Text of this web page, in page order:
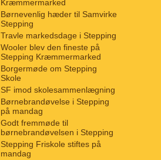
Kræmmermarked
Børnevenlig hæder til Samvirke
Stepping
Travle markedsdage i Stepping
Wooler blev den fineste på
Stepping Kræmmermarked
Borgermøde om Stepping
Skole
SF imod skolesammenlægning
Børnebrandøvelse i Stepping
på mandag
Godt fremmøde til
børnebrandøvelsen i Stepping
Stepping Friskole stiftes på
mandag